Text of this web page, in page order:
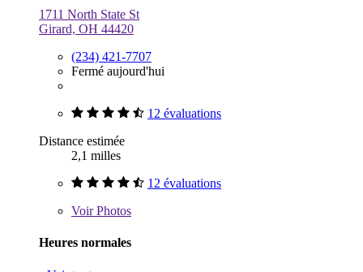
1711 North State St
Girard, OH 44420
(234) 421-7707
Fermé aujourd'hui
12 évaluations
Distance estimée
2,1 milles
12 évaluations
VoirPhotos
Heures normales